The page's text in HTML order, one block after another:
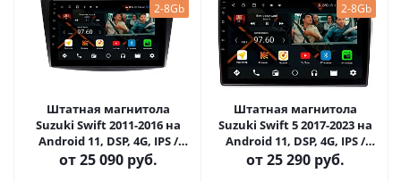
2-8Gb
Штатная магнитола
Suzuki Swift 2011-2016 на
Android 11, DSP, 4G, IPS /
QLED 2K, Carplay - Cardrox
CD-4176
от25 090 руб.
2-8Gb
Штатная магнитола
Suzuki Swift 5 2017-2023 на
Android 11, DSP, 4G, IPS /
QLED 2K, Carplay - Cardrox
CD-4863
от25 290 руб.